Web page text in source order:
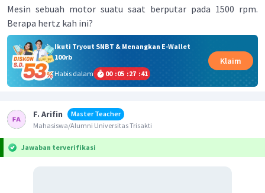
Mesin sebuah motor suatu saat berputar pada 1500 rpm.
Berapa hertz kah ini?
Ikuti Tryout SNBT & Menangkan E-Wallet
100rb
Habis dalam
00 :05 :27 :41
Klaim
F. Arifin
Master Teacher
Mahasiswa/Alumni Universitas Trisakti
Jawaban terverifikasi